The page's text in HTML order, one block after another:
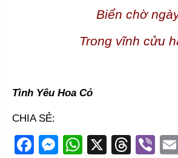
Biển chờ
Trong vĩnh cửu
Tình Yêu Hoa Cỏ
CHIA SẺ:
F
M
W
X
T
Vi